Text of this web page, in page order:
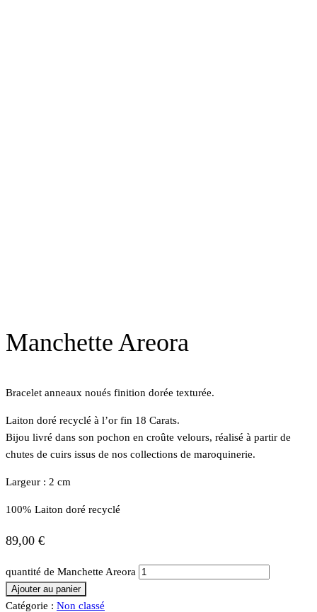
Manchette Areora
Bracelet anneaux noués finition dorée texturée.
Laiton doré recyclé à l’or fin 18 Carats.
Bijou livré dans son pochon en croûte velours, réalisé à partir de
chutes de cuirs issus de nos collections de maroquinerie.
Largeur : 2 cm
100% Laiton doré recyclé
89,00 €
quantité de Manchette Areora
Ajouter au panier
Catégorie : Non classé